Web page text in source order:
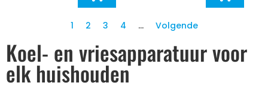
1 2 3 4 … Volgende
Koel- en vriesapparatuur voor
elk huishouden